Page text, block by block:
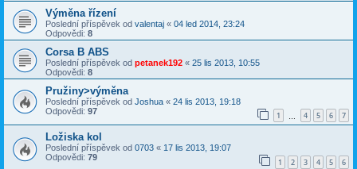
Výměna řízení
Poslední příspěvek od valentaj « 04 led 2014, 23:24
Odpovědi: 8
Corsa B ABS
Poslední příspěvek od petanek192 « 25 lis 2013, 10:55
Odpovědi: 8
Pružiny>výměna
Poslední příspěvek od Joshua « 24 lis 2013, 19:18
Odpovědi: 97 1 4 5 6 7
Ložiska kol
Poslední příspěvek od 0703 « 17 lis 2013, 19:07
Odpovědi: 79 1 2 3 4 5 6